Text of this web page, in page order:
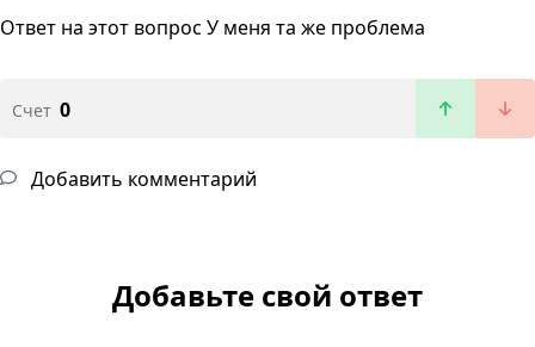
Ответ на этот вопрос У меня та же проблема
Счет 0
Добавить комментарий
Добавьте свой ответ